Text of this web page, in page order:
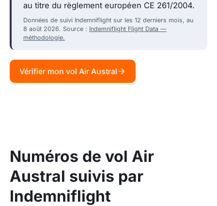
au titre du règlement européen CE 261/2004.
Données de suivi Indemniflight sur les 12 derniers mois, au
8 août 2026. Source : Indemniflight Flight Data —
méthodologie.
Vérifier mon vol Air Austral
Numéros de vol Air
Austral suivis par
Indemniflight